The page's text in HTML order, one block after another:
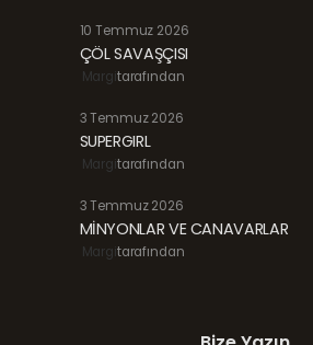
10 Temmuz 2026
ÇÖL SAVAŞÇISI
Margitarafından
3 Temmuz 2026
SUPERGIRL
Margitarafından
3 Temmuz 2026
MİNYONLAR VE CANAVARLAR
Margitarafından